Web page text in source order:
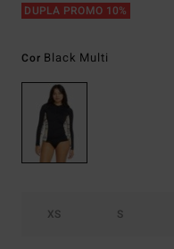
DUPLA PROMO 10%
Cor Black Multi
XS S